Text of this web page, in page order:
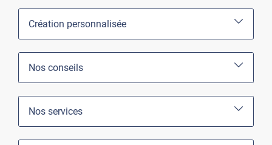
Création personnalisée
Nos conseils
Nos services